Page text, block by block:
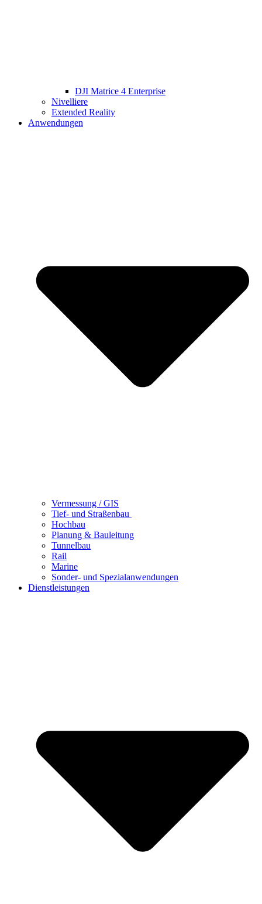
DJI Matrice 4 Enterprise
Nivelliere
Extended Reality
Anwendungen
Vermessung / GIS
Tief- und Straßenbau
Hochbau
Planung & Bauleitung
Tunnelbau
Rail
Marine
Sonder- und Spezialanwendungen
Dienstleistungen